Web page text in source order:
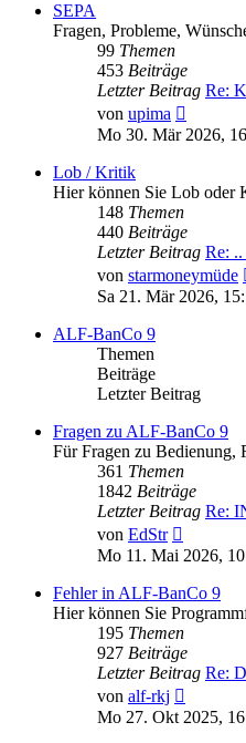
SEPA
Fragen, Probleme,
99 Themen
453 Beiträge
Letzter Beitrag Re:
von upima
Beitrag
Mo 30. Mär 2026,
Lob / Kritik
Hier können Sie Lob oder
148 Themen
440 Beiträge
Letzter Beitrag Re:
von starmoneymüde
Sa 21. Mär 2026,
ALF-BanCo 9
Themen
Beiträge
Letzter Beitrag
Fragen zu ALF-BanCo 9
Für Fragen zu Bedienung,
361 Themen
1842 Beiträge
Letzter Beitrag Re:
von EdStr
Beitrag
Mo 11. Mai 2026,
Fehler in ALF-BanCo 9
Hier können Sie
195 Themen
927 Beiträge
Letzter Beitrag Re:
von alf-rkj
Beitrag
Mo 27. Okt 2025,